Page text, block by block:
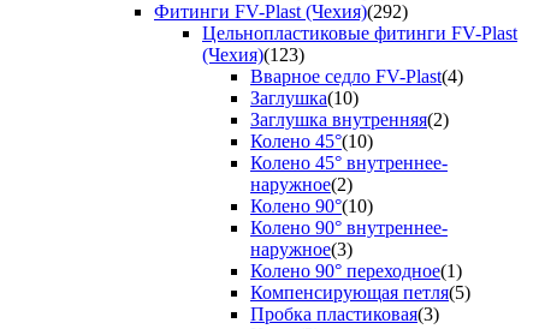
Фитинги FV-Plast (Чехия)(292)
Цельнопластиковые фитинги FV-Plast
(Чехия)(123)
Вварное седло FV-Plast(4)
Заглушка(10)
Заглушка внутренняя(2)
Колено 45°(10)
Колено 45° внутреннее-
наружное(2)
Колено 90°(10)
Колено 90° внутреннее-
наружное(3)
Колено 90° переходное(1)
Компенсирующая петля(5)
Пробка пластиковая(3)